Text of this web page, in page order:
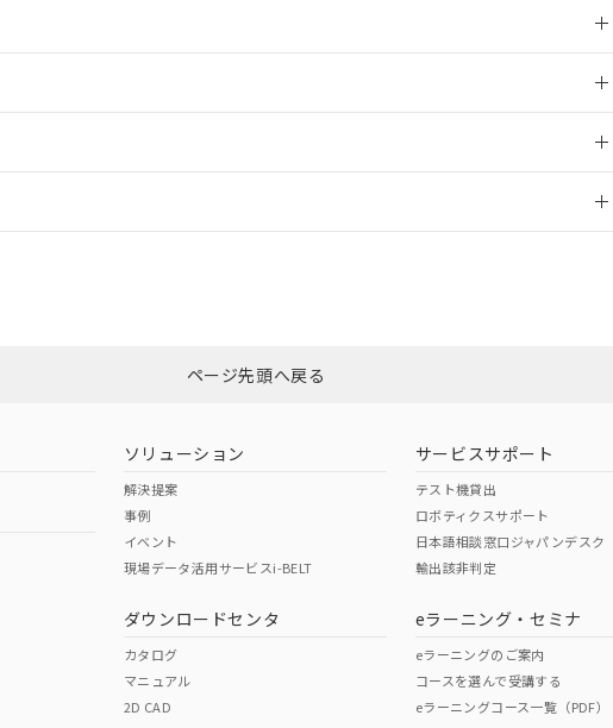
ダウンロードはこちら
O
ページ先頭へ戻る
ソリューション
解決提案
事例
イベント
現場データ活用サービスi-BELT
ダウンロードセンタ
カタログ
マニュアル
2D CAD
サービスサポート
テスト機貸出
ロボティクスサポート
日本語相談窓口ジャパンデスク
輸出該非判定
eラーニング・セミナ
eラーニングのご案内
コースを選んで受講する
eラーニングコース一覧（PDF）